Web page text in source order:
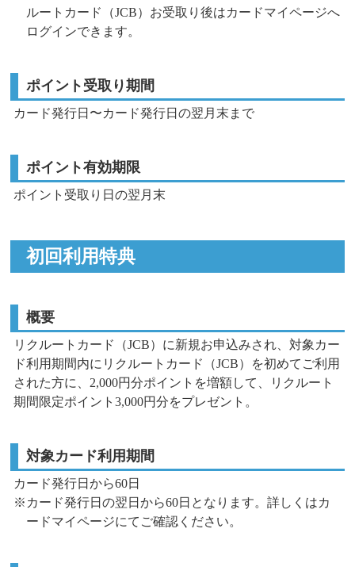
ルートカード（JCB）お受取り後はカードマイページへ
ログインできます。
ポイント受取り期間
カード発行日〜カード発行日の翌月末まで
ポイント有効期限
ポイント受取り日の翌月末
初回利用特典
概要
リクルートカード（JCB）に新規お申込みされ、対象カー
ド利用期間内にリクルートカード（JCB）を初めてご利用
された方に、 2,000円分ポイントを増額して、
リクルート
期間限定ポイント3,000円分をプレゼント。
対象カード利用期間
カード発行日から60日
※カード発行日の翌日から60日となります。詳しくはカ
ードマイページにてご確認ください。